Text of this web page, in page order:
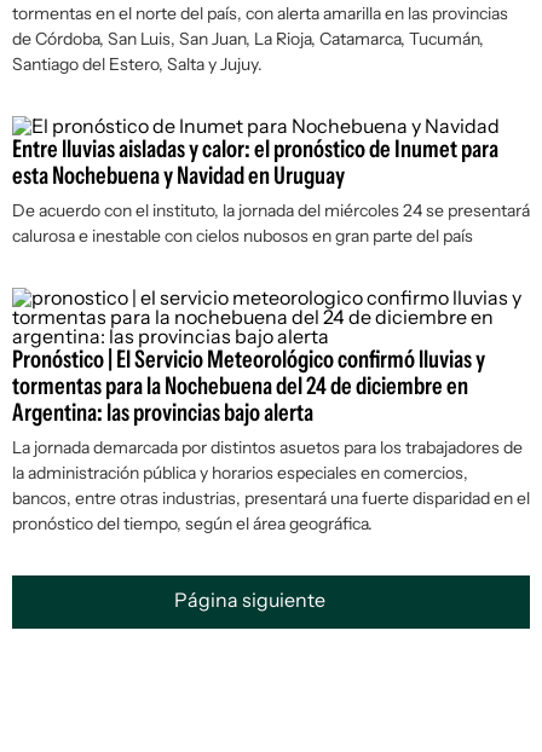
tormentas en el norte del país, con alerta amarilla en las provincias
de Córdoba, San Luis, San Juan, La Rioja, Catamarca, Tucumán,
Santiago del Estero, Salta y Jujuy.
Entre lluvias aisladas y calor: el pronóstico de Inumet para
esta Nochebuena y Navidad en Uruguay
De acuerdo con el instituto, la jornada del miércoles 24 se presentará
calurosa e inestable con cielos nubosos en gran parte del país
Pronóstico | El Servicio Meteorológico confirmó lluvias y
tormentas para la Nochebuena del 24 de diciembre en
Argentina: las provincias bajo alerta
La jornada demarcada por distintos asuetos para los trabajadores de
la administración pública y horarios especiales en comercios,
bancos, entre otras industrias, presentará una fuerte disparidad en el
pronóstico del tiempo, según el área geográfica.
Página siguiente